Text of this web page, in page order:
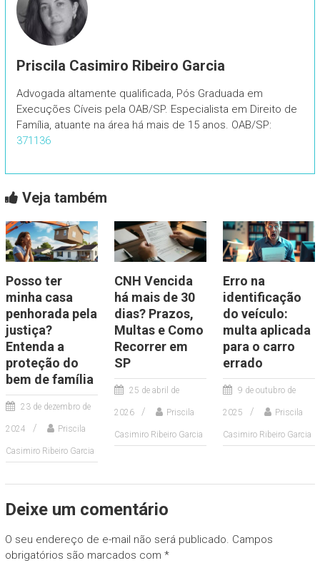
Priscila Casimiro Ribeiro Garcia
Advogada altamente qualificada, Pós Graduada em
Execuções Cíveis pela OAB/SP. Especialista em Direito de
Família, atuante na área há mais de 15 anos. OAB/SP:
371136
Veja também
Posso ter
minha casa
penhorada pela
justiça?
Entenda a
proteção do
bem de família
23 de dezembro de
2024 Priscila
Casimiro Ribeiro Garcia
CNH Vencida
há mais de 30
dias? Prazos,
Multas e Como
Recorrer em
SP
25 de abril de
2026 Priscila
Casimiro Ribeiro Garcia
Erro na
identificação
do veículo:
multa aplicada
para o carro
errado
9 de outubro de
2025 Priscila
Casimiro Ribeiro Garcia
Deixe um comentário
O seu endereço de e-mail não será publicado. Campos
obrigatórios são marcados com *